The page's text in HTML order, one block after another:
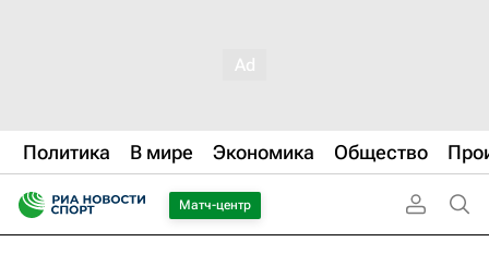
Политика В мире Экономика Общество
Матч-центр